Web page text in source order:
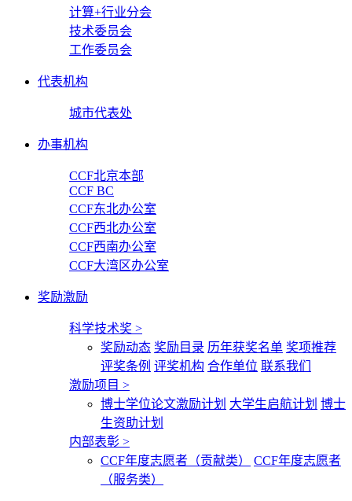
计算+行业分会
技术委员会
工作委员会
代表机构
城市代表处
办事机构
CCF北京本部
CCF BC
CCF东北办公室
CCF西北办公室
CCF西南办公室
CCF大湾区办公室
奖励激励
科学技术奖 >
奖励动态 奖励目录 历年获奖名单 奖项推荐
评奖条例 评奖机构 合作单位 联系我们
激励项目 >
博士学位论文激励计划 大学生启航计划 博士
生资助计划
内部表彰 >
CCF年度志愿者（贡献类）
CCF年度志愿者
（服务类）